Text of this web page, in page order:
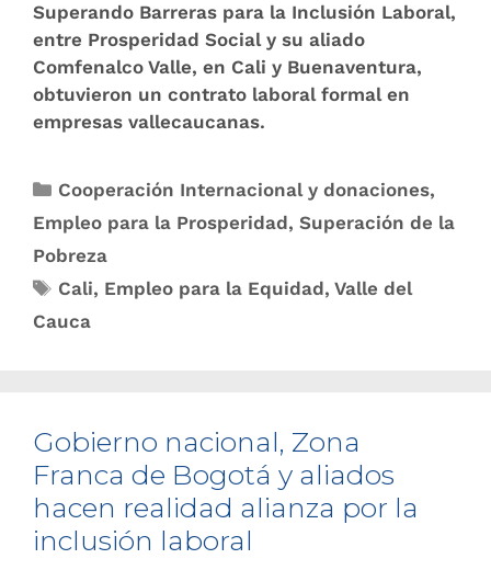
Superando Barreras para la Inclusión Laboral,
entre Prosperidad Social y su aliado
Comfenalco Valle, en Cali y Buenaventura,
obtuvieron un contrato laboral formal en
empresas vallecaucanas.
Cooperación Internacional y donaciones,
Empleo para la Prosperidad, Superación de la
Pobreza
Cali, Empleo para la Equidad,Valle del
Cauca
Gobierno naci​onal, Zona
Franca de Bogotá y aliados
hacen realidad alianza por la
inclusión laboral